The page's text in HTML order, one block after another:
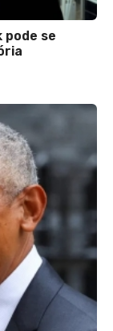
pode se